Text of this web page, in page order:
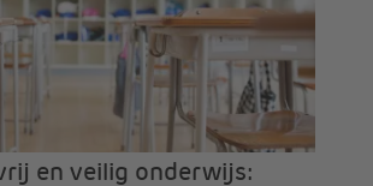
en veilig onderwijs: